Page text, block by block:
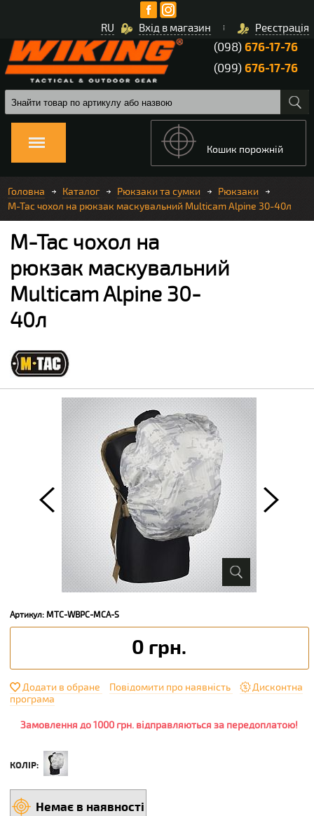
Вхід в магазин Реєстрація
RU
(098)676-17-76
(099)676-17-76
Кошик порожній
Головна Каталог Рюкзаки та сумки
Рюкзаки
M-Tac чохол на рюкзак маскувальний Multicam Alpine 30-40л
M-Tac чохол на
рюкзак маскувальний
Multicam Alpine 30-
40л
Артикул: MTC-WBPC-MCA-S
0 грн.
Додати в обране Повідомити про наявність
Дисконтна
програма
Замовлення до 1000 грн. відправляються за передоплатою!
КОЛІР:
Немає в наявності